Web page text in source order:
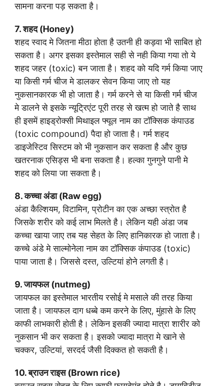
सामना करना पड़ सकता है।
7. शहद (Honey)
शहद स्वाद मे जितना मीठा होता है उतनी ही कड़वा भी साबित हो
सकता है। अगर इसका इस्तेमाल सही से नही किया गया तो ये
शहद जहर (toxic) बन जाता है। शहद को यदि गर्म किया जाए
या किसी गर्म चीज मे डालकर सेवन किया जाए तो यह
नुकसानकारक भी हो जाता है। गर्म करने से या किसी गर्म चीज
मे डालने से इसके न्यूट्रिएंट पूरी तरह से खत्म हो जाते है साथ
ही इसमें हाइड्रोक्सी मिथाइल फ्यूल नाम का टॉक्सिक कंपाउड
(toxic compound) पैदा हो जाता है। गर्म शहद
डाइजेस्टिव सिस्टम को भी नुकसान कर सकता है और कुछ
खतरनाक एसिड्स भी बना सकता है। हल्का गुनगुने पानी मे
शहद को लिया जा सकता है।
8. कच्चा अंडा (Raw egg)
अंडा कैल्शियम, विटामिन, प्रोटीन का एक अच्छा स्त्रोत है
जिसके शरीर को कई लाभ मिलते है। लेकिन यही अंडा जब
कच्चा खाया जाए तब यह सेहत के लिए हानिकारक हो जाता है।
कच्चे अंडे मे साल्मोनेला नाम का टॉक्सिक कंपाउड (toxic)
पाया जाता है। जिससे दस्त, उल्टियां होने लगती है।
9. जायफल (nutmeg)
जायफल का इस्तेमाल भारतीय रसोई मे मसाले की तरह किया
जाता है। जायफल दाग धब्बे कम करने के लिए, मुंहासे के लिए
काफी लाभकारी होती है। लेकिन इसकी ज्यादा मात्रा शारीर को
नुकसान भी कर सकता है। इसको ज्यादा मात्रा मे खाने से
चक्कर, उल्टियां, सरदर्द जैसी दिक्कत हो सकती है।
10. ब्राउन राइस (Brown rice)